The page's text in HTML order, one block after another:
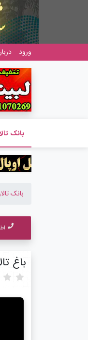
ورود
بانک
بانک
باغ